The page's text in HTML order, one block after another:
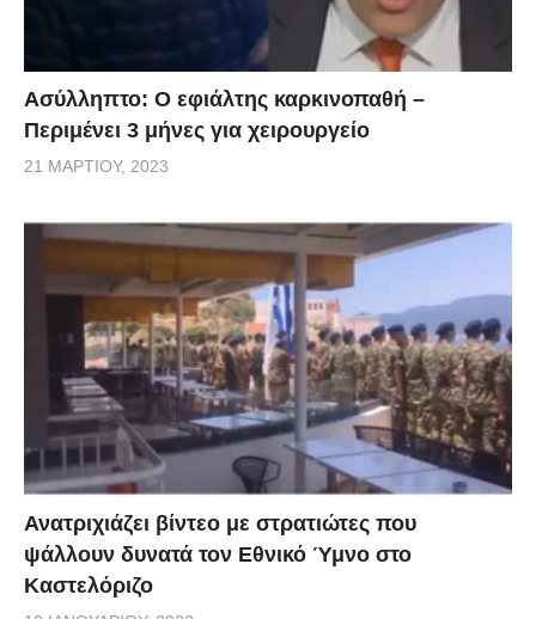
Ασύλληπτο: Ο εφιάλτης καρκινοπαθή –
Περιμένει 3 μήνες για χειρουργείο
21 ΜΑΡΤΊΟΥ, 2023
Ανατριχιάζει βίντεο με στρατιώτες που
ψάλλουν δυνατά τον Εθνικό Ύμνο στο
Καστελόριζο